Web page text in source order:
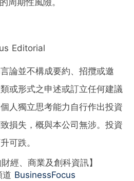
Editorial
論並不構成要約、招攬或邀
或形式之申述或訂立任何建議
人獨立思考能力自行作出投資
損失，概與本公司無涉。投資
可跌。
經、商業及創科資訊】
道 BusinessFocus